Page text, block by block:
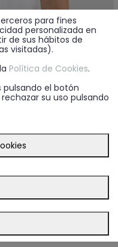
para fines
personalizada en
de sus hábitos de
visitadas).
Política de Cookies.
pulsando el botón
su uso pulsando